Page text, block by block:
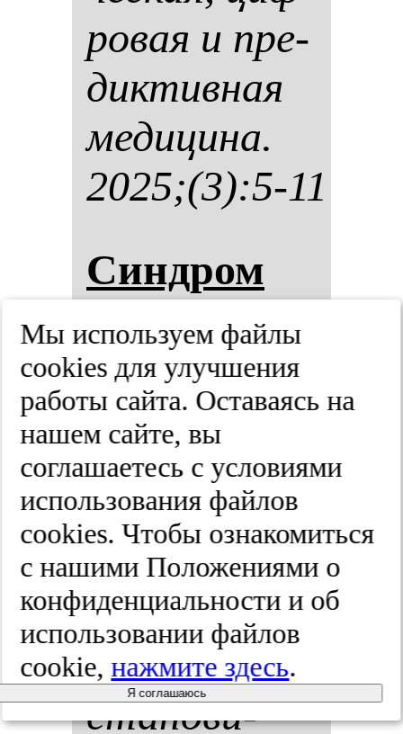
ро­вая и пре­
дик­тив­ная
ме­ди­ци­на.
2025;(3):5-11
Син­дром
эмо­ци­
ональ­но­го
вы­го­ра­
ния: про­
фи­лак­ти­ка,
ле­че­ние и
ре­аби­ли­та­
ция. Вос­
ста­но­ви­
Мы используем файлы
cооkies для улучшения
работы сайта. Оставаясь на
нашем сайте, вы
соглашаетесь с условиями
использования файлов
cооkies. Чтобы ознакомиться
с нашими Положениями о
конфиденциальности и об
использовании файлов
cookie,нажмите здесь.
Я соглашаюсь